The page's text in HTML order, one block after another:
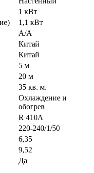
1 кВт
1,1 кВт
A/A
Китай
Китай
5 м
20 м
35 кв. м.
Охлаждение и
обогрев
R 410A
220-240/1/50
6,35
9,52
Да